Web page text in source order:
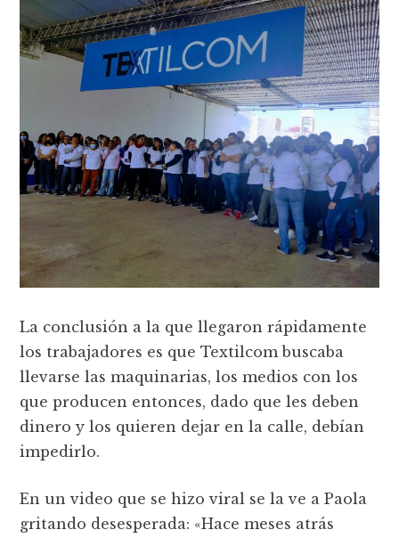
La conclusión a la que llegaron rápidamente
los trabajadores es que Textilcom buscaba
llevarse las maquinarias, los medios con los
que producen entonces, dado que les deben
dinero y los quieren dejar en la calle, debían
impedirlo.
En un video que se hizo viral se la ve a Paola
gritando desesperada: «Hace meses atrás